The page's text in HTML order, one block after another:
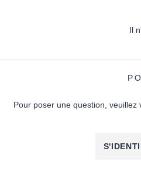
Il
Pour poser une question,